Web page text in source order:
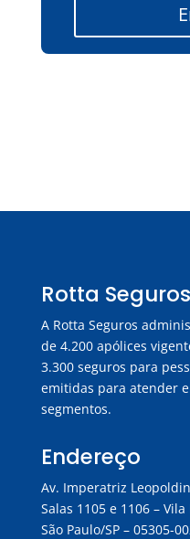
Rotta Seguros
A Rotta Seguros
de 4.200 apólices
3.300 seguros para
emitidas para atender
segmentos.
Endereço
Av. Imperatriz
Salas 1105 e 1106 –
São Paulo/SP – 05305-